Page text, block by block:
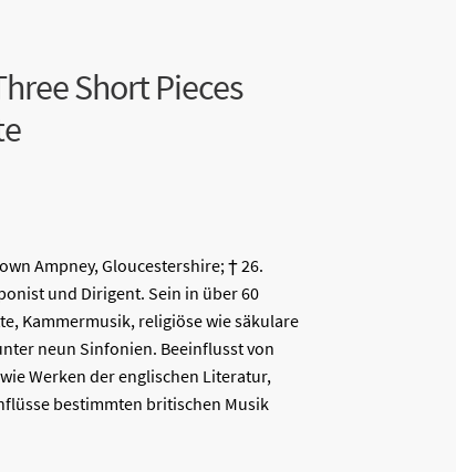
Short Pieces
Ampney,Gloucestershire; †26.
und Dirigent. Sein in über 60
Kammermusik, religiöse wie säkulare
neun Sinfonien. Beeinflusst von
Werken der englischen Literatur,
bestimmten britischen Musik